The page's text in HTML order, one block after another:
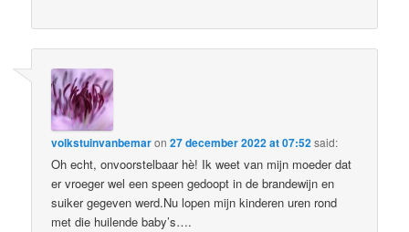
volkstuinvanbemaron27 december 2022 at 07:52said:
Oh echt, onvoorstelbaar hè! Ik weet van mijn moeder dat
er vroeger wel een speen gedoopt in de brandewijn en
suiker gegeven werd.Nu lopen mijn kinderen uren rond
met die huilende baby’s….